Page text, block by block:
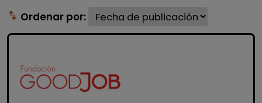
swap_vert Ordenar por: